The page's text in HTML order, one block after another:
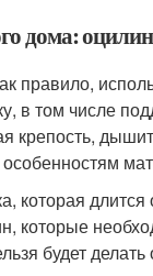
дома:
правило,
в том числе
крепость,
которая
которые
будет делать